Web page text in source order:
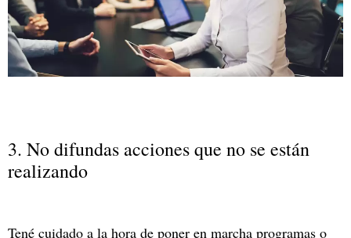
3. No difundas acciones que no se están
realizando
Tené cuidado a la hora de poner en marcha programas o